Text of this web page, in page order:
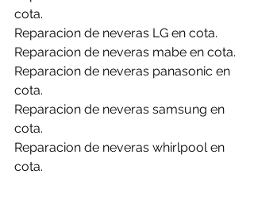
cota.
Reparacion de neveras LG en cota.
Reparacion de neveras mabe en cota.
Reparacion de neveras panasonic en
cota.
Reparacion de neveras samsung en
cota.
Reparacion de neveras whirlpool en
cota.